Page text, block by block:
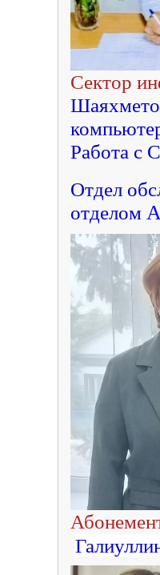
Сектор
Работа с
Отдел
отделом